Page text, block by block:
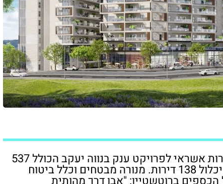
חברת המימון החוץ-בנקאי תעמיד מסגרות אשראי לפרויקט ענק בנווה יעקב הכולל 537
דירות, ולפרויקט נוסף בקריית מנחם שיכלול 138 דירות. מנורה מבטחים וכלל ביטוח
הכספים ברוטשטיין: "אבן דרך מהותית